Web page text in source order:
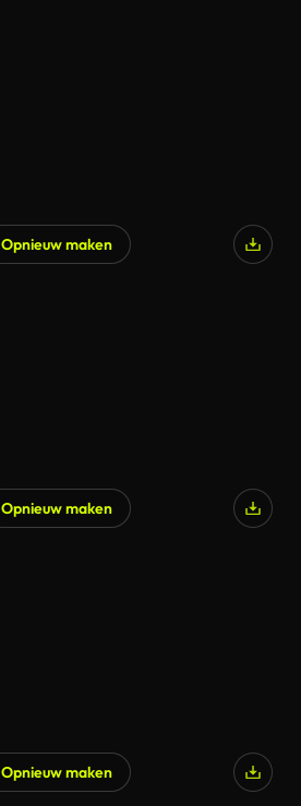
Opnieuw maken
Opnieuw maken
Opnieuw maken